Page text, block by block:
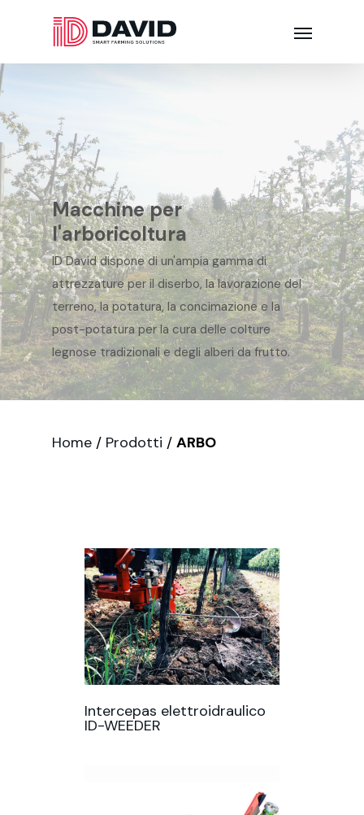
Macchine per
l'arboricoltura
ID David dispone di un'ampia gamma di
attrezzature per il diserbo, la lavorazione del
terreno, la potatura, la concimazione e la
post-potatura per la cura delle colture
legnose tradizionali e degli alberi da frutto.
Home / Prodotti / ARBO
Intercepas elettroidraulico
ID-WEEDER